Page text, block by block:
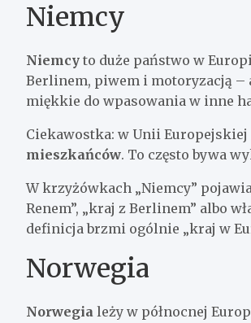
Niemcy
Niemcy to duże państwo w
Berlinem, piwem i motoryzacją –
miękkie do wpasowania w inne
Ciekawostka: w Unii
mieszkańców. To często bywa
W krzyżówkach „Niemcy”
Renem”, „kraj z Berlinem” albo
definicja brzmi ogólnie „kraj w
Norwegia
Norwegia leży w północnej